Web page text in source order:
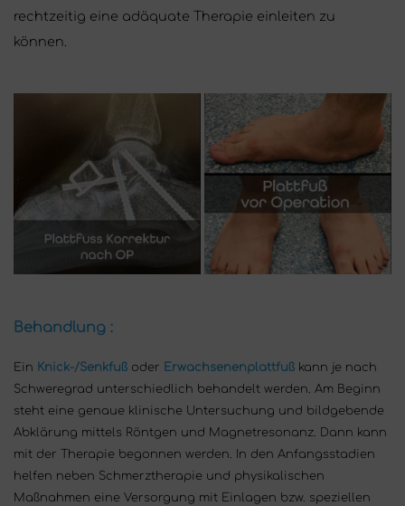
rechtzeitig eine adäquate Therapie einleiten zu
können.
Behandlung :
Ein Knick-/Senkfuß oder Erwachsenenplattfuß kann je nach
Schweregrad unterschiedlich behandelt werden. Am Beginn
steht eine genaue klinische Untersuchung und bildgebende
Abklärung mittels Röntgen und Magnetresonanz. Dann kann
mit der Therapie begonnen werden. In den Anfangsstadien
helfen neben Schmerztherapie und physikalischen
Maßnahmen eine Versorgung mit Einlagen bzw. speziellen